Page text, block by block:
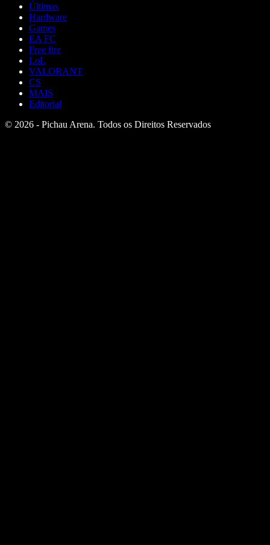
Últimas
Hardware
Games
EA FC
Free fire
LoL
VALORANT
CS
MAIS
Editorial
© 2026 - Pichau Arena. Todos os Direitos Reservados